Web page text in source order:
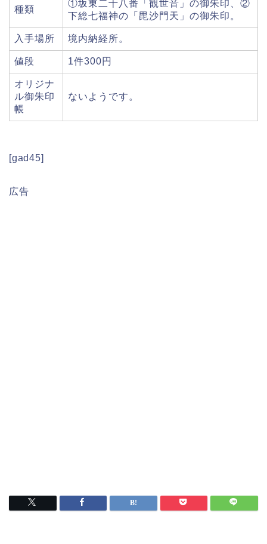
種類
①坂東二十八番「観世音」の御朱印、②
下総七福神の「毘沙門天」の御朱印。
入手場所 境内納経所。
値段 1件300円
オリジナ
ル御朱印
帳
ないようです。
[gad45]
広告